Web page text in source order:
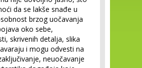
da se lakše snađe u
brzog uočavanja
oko sebe,
skrivenih detalja, slika
i mogu odvesti na
neuočavanje